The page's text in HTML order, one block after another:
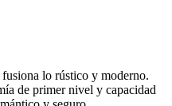
lo rústico y moderno.
de primer nivel y capacidad